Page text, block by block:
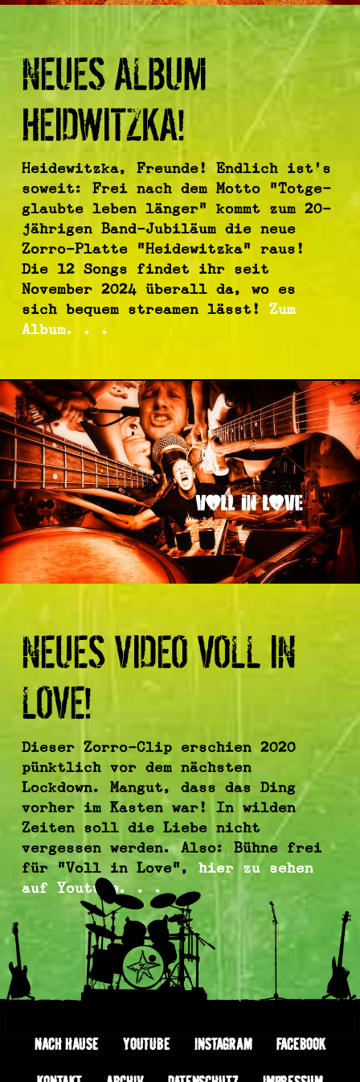
NEUES ALBUM
HEIDWITZKA!
Heidewitzka, Freunde! Endlich ist’s
soweit: Frei nach dem Motto “Totge­
glaubte leben länger” kommt zum 20-
jährigen Band-Jubi­läum die neue
Zorro-Platte “Heide­witzka” raus!
Die 12 Songs findet ihr seit
November 2024 überall da, wo es
sich bequem streamen lässt! Zum
Album. . .
NEUES VIDEO VOLL IN
LOVE!
Dieser Zorro-Clip erschien 2020
pünktlich vor dem nächsten
Lockdown. Mangut, dass das Ding
vorher im Kasten war! In wilden
Zeiten soll die Liebe nicht
vergessen werden. Also: Bühne frei
für “Voll in Love”, hier zu sehen
auf Youtube. . .
NACH HAUSE YOUTUBE INSTAGRAM FACEBOOK